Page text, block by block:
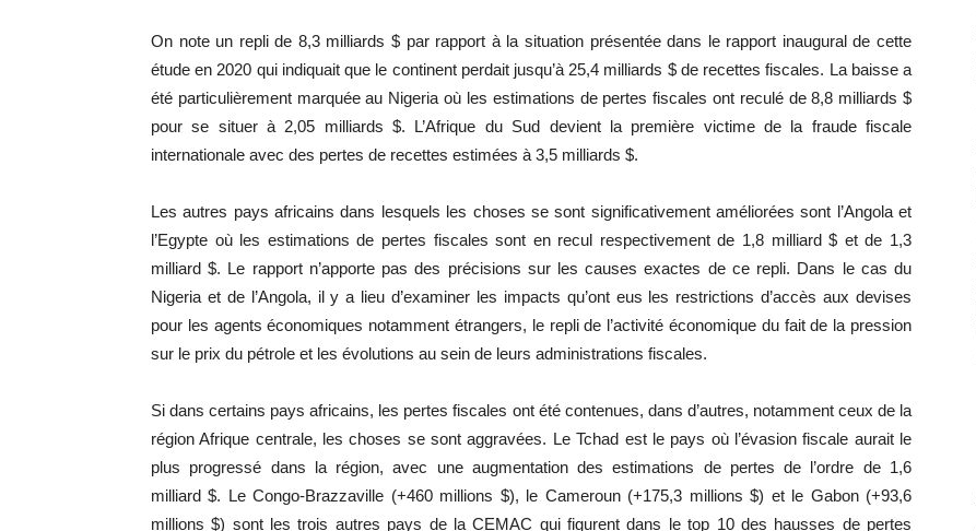
On note un repli de 8,3 milliards $ par rapport à la situation présentée dans le rapport inaugural de cette
étude en 2020 qui indiquait que le continent perdait jusqu’à 25,4 milliards $ de recettes fiscales. La baisse a
été particulièrement marquée au Nigeria où les estimations de pertes fiscales ont reculé de 8,8 milliards $
pour se situer à 2,05 milliards $. L’Afrique du Sud devient la première victime de la fraude fiscale
internationale avec des pertes de recettes estimées à 3,5 milliards $.
Les autres pays africains dans lesquels les choses se sont significativement améliorées sont l’Angola et
l’Egypte où les estimations de pertes fiscales sont en recul respectivement de 1,8 milliard $ et de 1,3
milliard $. Le rapport n’apporte pas des précisions sur les causes exactes de ce repli. Dans le cas du
Nigeria et de l’Angola, il y a lieu d’examiner les impacts qu’ont eus les restrictions d’accès aux devises
pour les agents économiques notamment étrangers, le repli de l’activité économique du fait de la pression
sur le prix du pétrole et les évolutions au sein de leurs administrations fiscales.
Si dans certains pays africains, les pertes fiscales ont été contenues, dans d’autres, notamment ceux de la
région Afrique centrale, les choses se sont aggravées. Le Tchad est le pays où l’évasion fiscale aurait le
plus progressé dans la région, avec une augmentation des estimations de pertes de l’ordre de 1,6
milliard $. Le Congo-Brazzaville (+460 millions $), le Cameroun (+175,3 millions $) et le Gabon (+93,6
millions $) sont les trois autres pays de la CEMAC qui figurent dans le top 10 des hausses de pertes